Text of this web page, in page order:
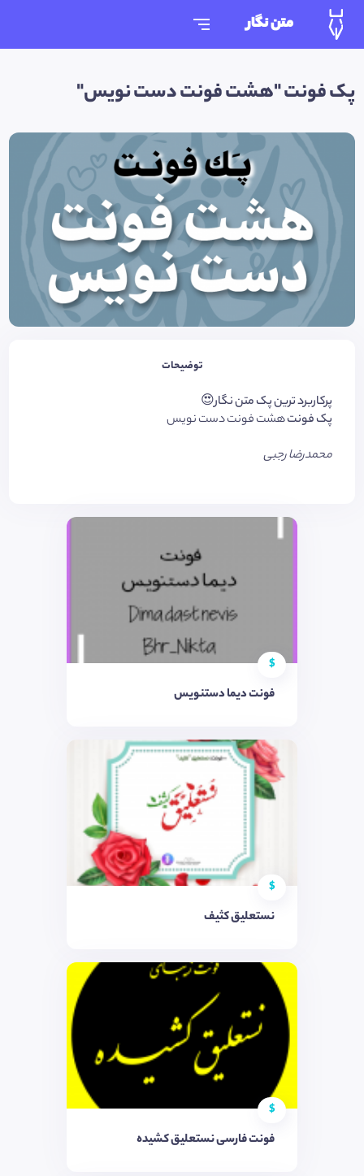
متن نگار
پک فونت "هشت فونت دست نویس"
توضیحات
پرکاربرد ترین پک متن نگار😍
پک فونتهشت فونت دست نویس
محمدرضا رجبی
$
فونت ديما دستنویس
$
نستعلیق کثیف
$
فونت فارسی نستعلیق کشیده